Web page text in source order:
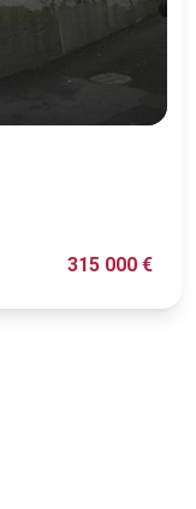
315 000 €